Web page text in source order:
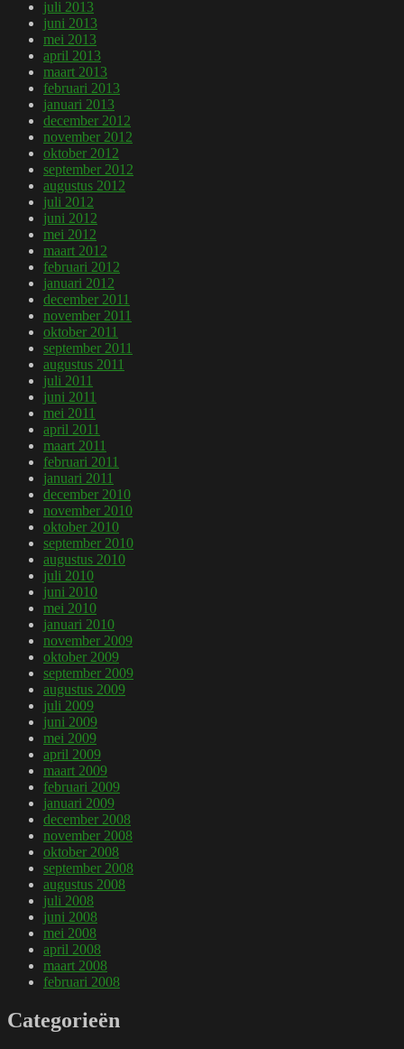
juli 2013
juni 2013
mei 2013
april 2013
maart 2013
februari 2013
januari 2013
december 2012
november 2012
oktober 2012
september 2012
augustus 2012
juli 2012
juni 2012
mei 2012
maart 2012
februari 2012
januari 2012
december 2011
november 2011
oktober 2011
september 2011
augustus 2011
juli 2011
juni 2011
mei 2011
april 2011
maart 2011
februari 2011
januari 2011
december 2010
november 2010
oktober 2010
september 2010
augustus 2010
juli 2010
juni 2010
mei 2010
januari 2010
november 2009
oktober 2009
september 2009
augustus 2009
juli 2009
juni 2009
mei 2009
april 2009
maart 2009
februari 2009
januari 2009
december 2008
november 2008
oktober 2008
september 2008
augustus 2008
juli 2008
juni 2008
mei 2008
april 2008
maart 2008
februari 2008
Categorieën